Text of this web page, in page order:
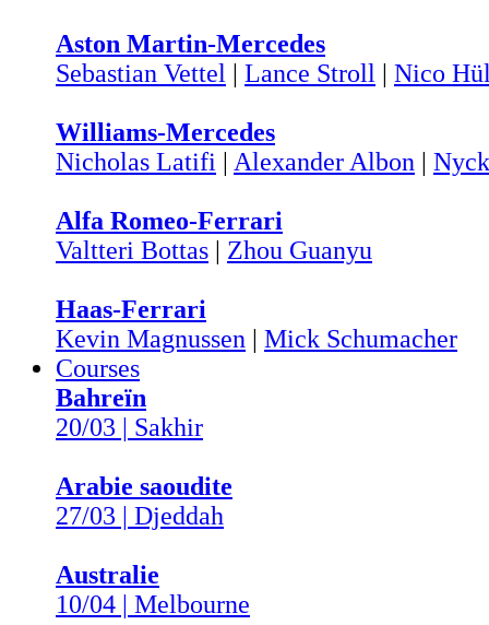
Aston Martin-Mercedes
Sebastian Vettel | Lance Stroll | Nico
Williams-Mercedes
Nicholas Latifi | Alexander Albon |
Alfa Romeo-Ferrari
Valtteri Bottas | Zhou Guanyu
Haas-Ferrari
Kevin Magnussen | Mick Schumacher
Courses
Bahreïn
20/03 | Sakhir
Arabie saoudite
27/03 | Djeddah
Australie
10/04 | Melbourne